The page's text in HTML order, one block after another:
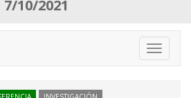
7/10/2021
Toggle